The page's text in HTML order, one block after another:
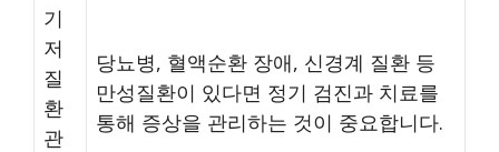
기
저
질
환
관
당뇨병, 혈액순환 장애, 신경계 질환 등
만성질환이 있다면 정기 검진과 치료를
통해 증상을 관리하는 것이 중요합니다.